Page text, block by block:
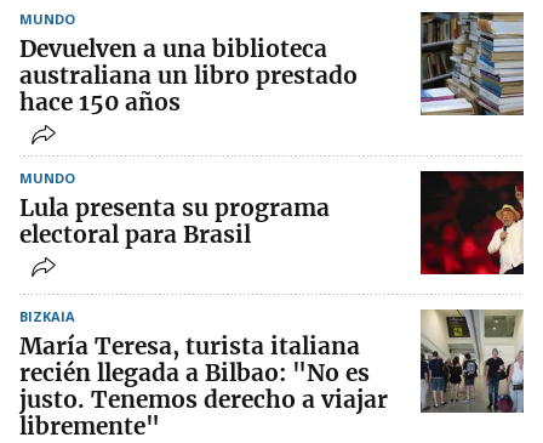
MUNDO
Devuelven a una biblioteca
australiana un libro prestado
hace 150 años
MUNDO
Lula presenta su programa
electoral para Brasil
BIZKAIA
María Teresa, turista italiana
recién llegada a Bilbao: "No es
justo. Tenemos derecho a viajar
libremente"